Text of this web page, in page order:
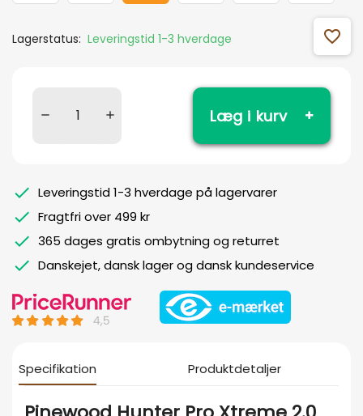
Lagerstatus: Leveringstid 1-3 hverdage favorite_outline
Læg i kurv
Leveringstid 1-3 hverdage på lagervarer
Fragtfri over 499 kr
365 dages gratis ombytning og returret
Danskejet, dansk lager og dansk kundeservice
Specifikation Produktdetaljer